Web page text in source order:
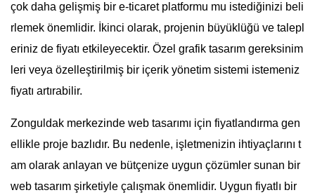
çok daha gelişmiş bir e-ticaret platformu mu istediğinizi beli
rlemek önemlidir. İkinci olarak, projenin büyüklüğü ve talepl
eriniz de fiyatı etkileyecektir. Özel grafik tasarım gereksinim
leri veya özelleştirilmiş bir içerik yönetim sistemi istemeniz
fiyatı artırabilir.
Zonguldak merkezinde web tasarımı için fiyatlandırma gen
ellikle proje bazlıdır. Bu nedenle, işletmenizin ihtiyaçlarını t
am olarak anlayan ve bütçenize uygun çözümler sunan bir
web tasarım şirketiyle çalışmak önemlidir. Uygun fiyatlı bir